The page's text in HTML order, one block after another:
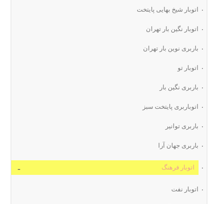
اتوبار شیخ بهایی پایتخت
اتوبار نگین بار تهران
باربری نوین بار تهران
اتوبار تو
باربری نگین بار
اتوباربری پایتخت سبز
باربری توانیر
باربری جهان آرا
اتوبار فرهنگ
اتوبار نفت